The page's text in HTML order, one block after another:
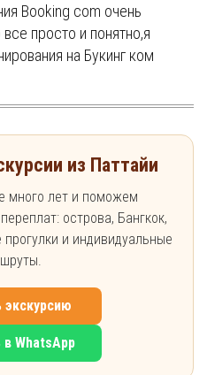
Booking com очень
просто и понятно,я
на Букинг ком
из Паттайи
много лет и поможем
острова, Бангкок,
и индивидуальные
экскурсию
в WhatsApp